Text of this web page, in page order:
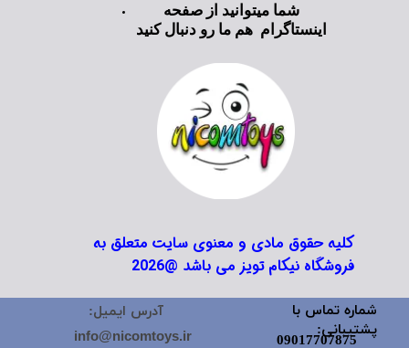
فروشگاه نیکام تویز می باشد @2026
شما میتوانید از صفحه
اینستاگرام هم ما رو دنبال کنید
شماره تماس با
پشتیبانی:
09017707875
آدرس ایمیل:
info@nicomtoys.ir